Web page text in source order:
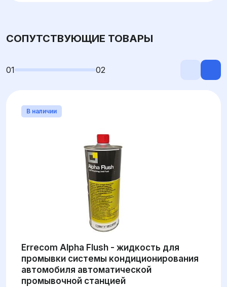
СОПУТСТВУЮЩИЕ ТОВАРЫ
01 02
В наличии
Errecom Alpha Flush - жидкость для
промывки системы кондиционирования
автомобиля автоматической
промывочной станцией